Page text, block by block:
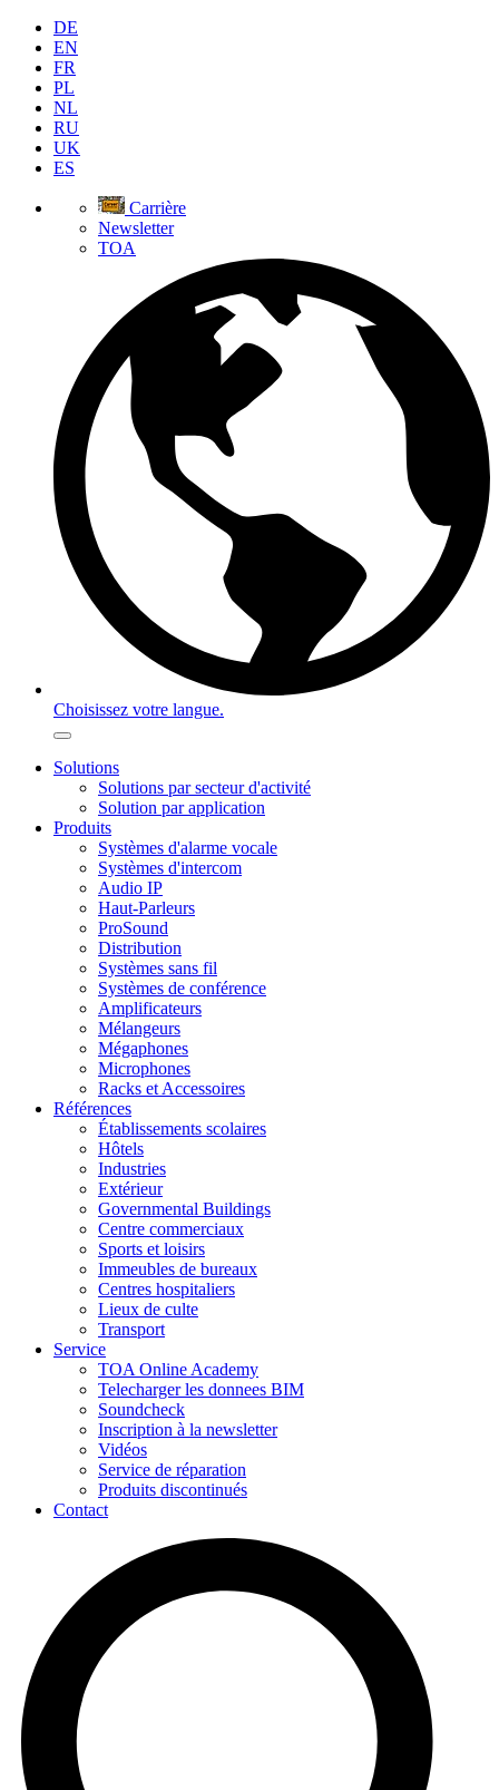
DE
EN
FR
PL
NL
RU
UK
ES
Carrière
Newsletter
TOA
Choisissez votre langue.
Solutions
Solutions par secteur d'activité
Solution par application
Produits
Systèmes d'alarme vocale
Systèmes d'intercom
Audio IP
Haut-Parleurs
ProSound
Distribution
Systèmes sans fil
Systèmes de conférence
Amplificateurs
Mélangeurs
Mégaphones
Microphones
Racks et Accessoires
Références
Établissements scolaires
Hôtels
Industries
Extérieur
Governmental Buildings
Centre commerciaux
Sports et loisirs
Immeubles de bureaux
Centres hospitaliers
Lieux de culte
Transport
Service
TOA Online Academy
Telecharger les donnees BIM
Soundcheck
Inscription à la newsletter
Vidéos
Service de réparation
Produits discontinués
Contact